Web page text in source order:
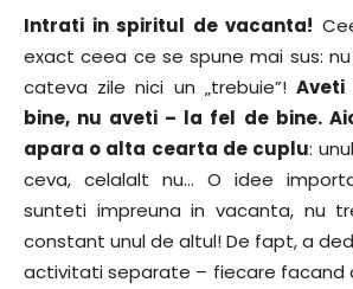
Intrati in spiritul de vacanta!
exact ceea ce se spune mai sus:
cateva zile nici un „trebuie”!
bine, nu aveti – la fel de bine.
apara o alta cearta de cuplu:
ceva, celalalt nu… O idee
sunteti impreuna in vacanta, nu
constant unul de altul! De fapt, a
activitati separate – fiecare facand